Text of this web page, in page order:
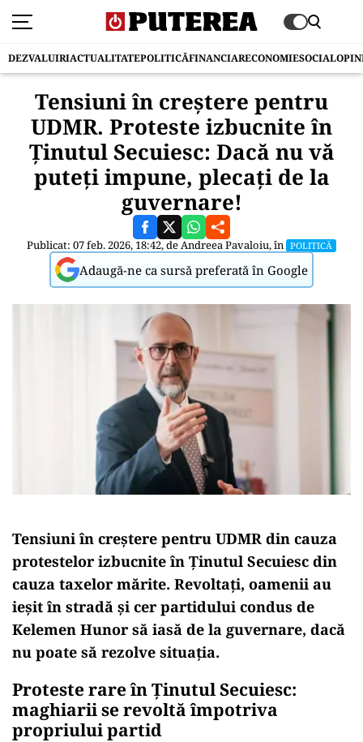
DEZVALUIRIACTUALITATEPOLITICĂFINANCIARECONOMIESOCIAL
Tensiuni în creștere pentru
UDMR. Proteste izbucnite în
Ținutul Secuiesc: Dacă nu vă
puteți impune, plecați de la
guvernare!
Publicat: 07 feb. 2026, 18:42, deAndreea Pavaloiu, în POLITICĂ
Adaugă-ne ca sursă preferată în Google
Tensiuni în creștere pentru UDMR din cauza
protestelor izbucnite în Ținutul Secuiesc din
cauza taxelor mărite. Revoltați, oamenii au
ieșit în stradă și cer partidului condus de
Kelemen Hunor să iasă de la guvernare, dacă
nu poate să rezolve situația.
Proteste rare în Ținutul Secuiesc:
maghiarii se revoltă împotriva
propriului partid